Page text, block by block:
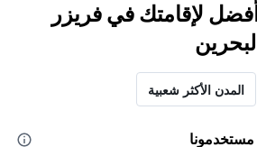
أفضل لإقامتك في فريزر
المدن الأكثر شعبية
مستخدمونا